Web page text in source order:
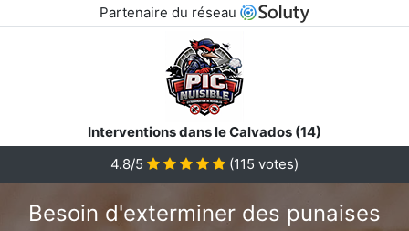
Partenaire du réseau
Interventions dans le Calvados (14)
4.8/5 (115 votes)
Besoin d'exterminer des punaises